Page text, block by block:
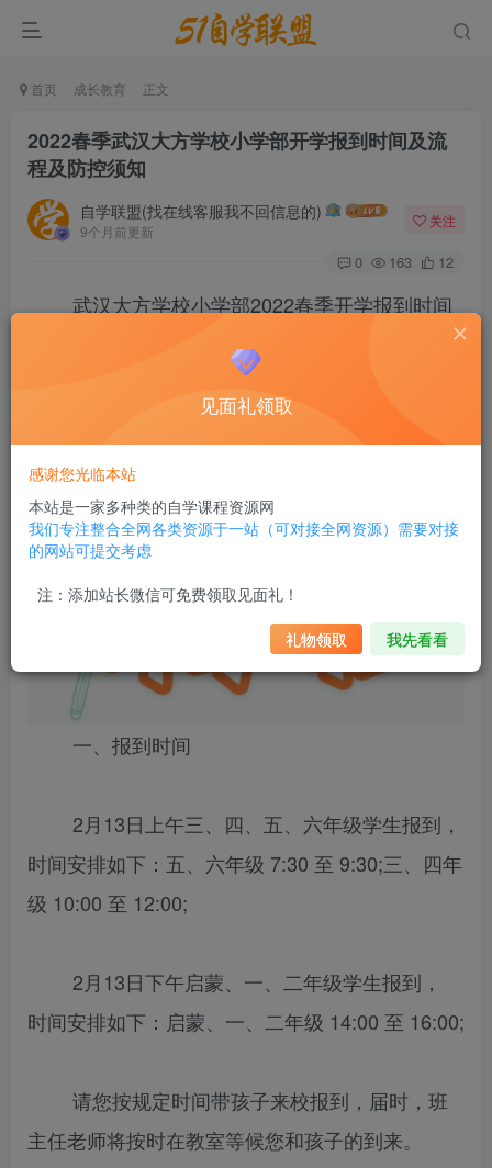
首页 成长教育 正文
2022春季武汉大方学校小学部开学报到时间及流
程及防控须知
自学联盟(找在线客服我不回信息的)
9个月前更新
关注
0 163 12
武汉大方学校小学部2022春季开学报到时间
2022春季武汉大方学校小学部开学报到时间及流程及防控须
一、报到时间
2月13日上午三、四、五、六年级学生报到，
时间安排如下：五、六年级 7:30 至 9:30;三、四年
级 10:00 至 12:00;
2月13日下午启蒙、一、二年级学生报到，
时间安排如下：启蒙、一、二年级 14:00 至 16:00;
请您按规定时间带孩子来校报到，届时，班
主任老师将按时在教室等候您和孩子的到来。
见面礼领取
感谢您光临本站
本站是一家多种类的自学课程资源网
我们专注整合全网各类资源于一站（可对接全网资源）需要对接
的网站可提交考虑
注：添加站长微信可免费领取见面礼！
礼物领取 我先看看